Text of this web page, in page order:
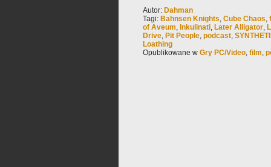
Autor: Dahman
Tagi: Bahnsen Knights, Cube Chaos,
of Aveum, Inkulinati, Later Alligator,
Drive, Pit People, podcast,
Loathing
Opublikowane w Gry PC/Video, film,